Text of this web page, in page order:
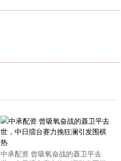
中承配资 曾吸氧奋战的聂卫平去